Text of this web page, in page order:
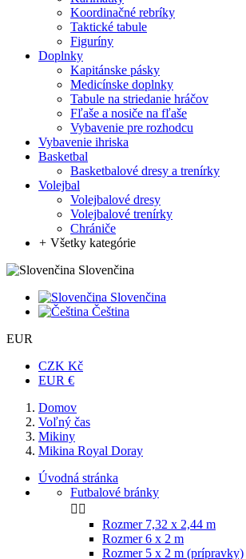
Koordinačné rebríky
Taktické tabule
Figuríny
Doplnky
Kapitánske pásky
Medicínske doplnky
Tabule na striedanie hráčov
Fľaše a nosiče na fľaše
Vybavenie pre rozhodcu
Vybavenie ihriska
Basketbal
Basketbalové dresy a trenírky
Volejbal
Volejbalové dresy
Volejbalové trenírky
Chrániče
+ Všetky kategórie
Slovenčina
Slovenčina
Čeština
EUR
CZK Kč
EUR €
Domov
Voľný čas
Mikiny
Mikina Royal Doray
Úvodná stránka
Futbalové bránky
 
Rozmer 7,32 x 2,44 m
Rozmer 6 x 2 m
Rozmer 5 x 2 m (prípravky)